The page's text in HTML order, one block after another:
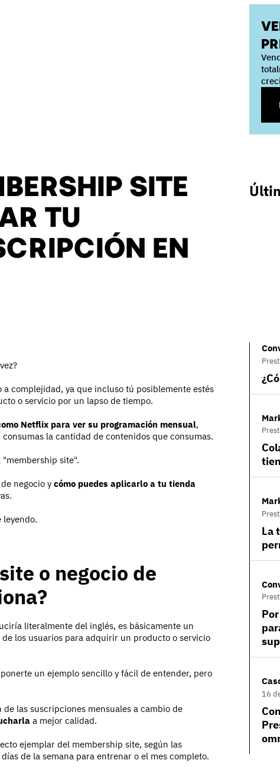
SITE
TU
EN
complejidad, ya que incluso tú posiblemente estés
o servicio por un lapso de tiempo.
Netflix para ver su programación mensual,
la cantidad de contenidos que consumas.
site".
negocio y cómo puedes aplicarlo a tu tienda
leyendo.
o negocio de
literalmente del inglés, es básicamente un
los usuarios para adquirir un producto o servicio
un ejemplo sencillo y fácil de entender, pero
las suscripciones mensuales a cambio de
a mejor calidad.
ejemplar del membership site, según las
de la semana para entrenar o el mes completo.
La
16